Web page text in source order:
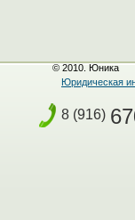
© 2010. Юника
Юридическая
8 (916)